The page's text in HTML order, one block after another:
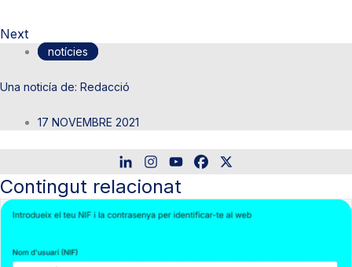
Next
notícies
Redacció
17 NOVEMBRE 2021
Contingut relacionat